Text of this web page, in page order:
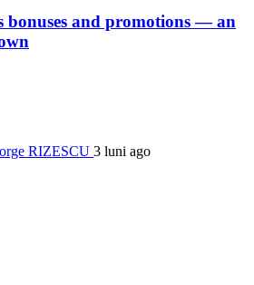
bonuses and promotions — an
RIZESCU 3 luni ago